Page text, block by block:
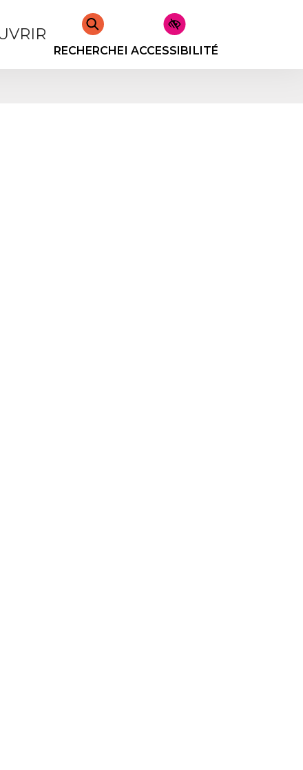
RECHERCHERACCESSIBILITÉ